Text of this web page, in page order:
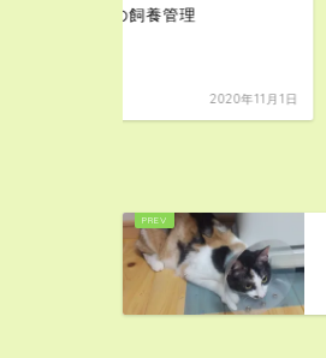
メイン看板製作開始！